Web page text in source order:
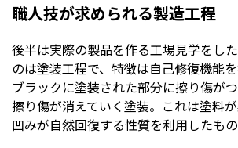
職人技が求められる製造工程
後半は実際の製品を作る工場見学をし
のは塗装工程で、特徴は自己修復機能
ブラックに塗装された部分に擦り傷が
擦り傷が消えていく塗装。これは塗料が
凹みが自然回復する性質を利用したもの